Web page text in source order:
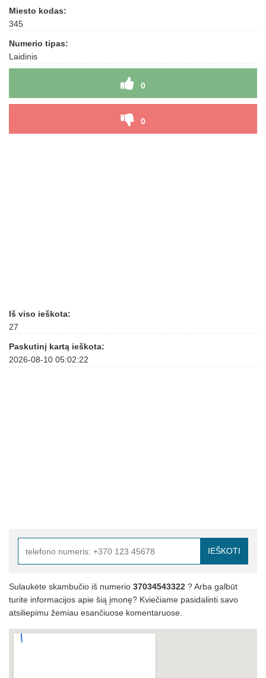
Miesto kodas:
345
Numerio tipas:
Laidinis
0
0
Iš viso ieškota:
27
Paskutinį kartą ieškota:
2026-08-10 05:02:22
IEŠKOTI
Sulaukėte skambučio iš numerio 37034543322 ? Arba galbūt
turite informacijos apie šią įmonę? Kviečiame pasidalinti savo
atsiliepimu žemiau esančiuose komentaruose.